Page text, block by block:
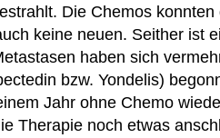
Die Chemos
keine neuen. Seither ist
haben sich
bzw. Yondelis)
Jahr ohne Chemo
Therapie noch etwas